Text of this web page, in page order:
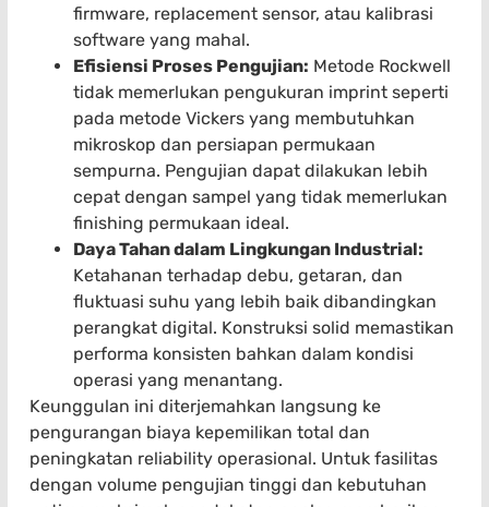
firmware, replacement sensor, atau kalibrasi
software yang mahal.
Efisiensi Proses Pengujian: Metode Rockwell
tidak memerlukan pengukuran imprint seperti
pada metode Vickers yang membutuhkan
mikroskop dan persiapan permukaan
sempurna. Pengujian dapat dilakukan lebih
cepat dengan sampel yang tidak memerlukan
finishing permukaan ideal.
Daya Tahan dalam Lingkungan Industrial:
Ketahanan terhadap debu, getaran, dan
fluktuasi suhu yang lebih baik dibandingkan
perangkat digital. Konstruksi solid memastikan
performa konsisten bahkan dalam kondisi
operasi yang menantang.
Keunggulan ini diterjemahkan langsung ke
pengurangan biaya kepemilikan total dan
peningkatan reliability operasional. Untuk fasilitas
dengan volume pengujian tinggi dan kebutuhan